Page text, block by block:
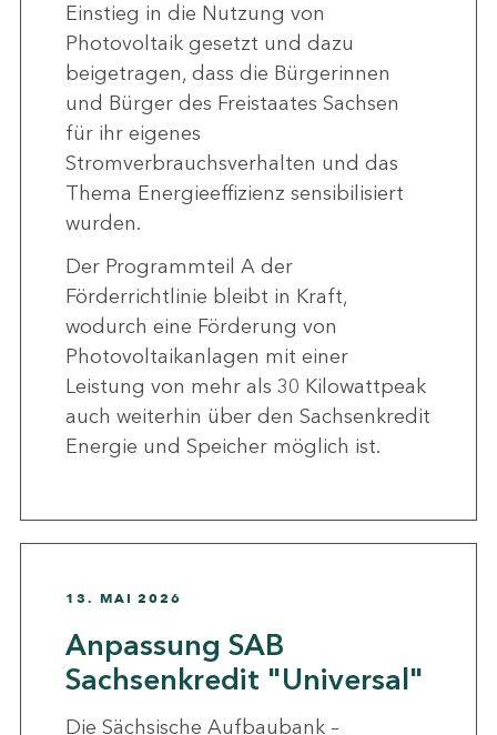
Einstieg in die Nutzung von
Photovoltaik gesetzt und dazu
beigetragen, dass die Bürgerinnen
und Bürger des Freistaates Sachsen
für ihr eigenes
Stromverbrauchsverhalten und das
Thema Energieeffizienz sensibilisiert
wurden.
Der Programmteil A der
Förderrichtlinie bleibt in Kraft,
wodurch eine Förderung von
Photovoltaikanlagen mit einer
Leistung von mehr als 30 Kilowattpeak
auch weiterhin über den Sachsenkredit
Energie und Speicher möglich ist.
13. MAI 2026
Anpassung SAB
Sachsenkredit "Universal"
Die Sächsische Aufbaubank –